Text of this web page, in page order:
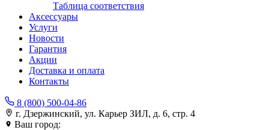
Таблица соответствия
Аксессуары
Услуги
Новости
Гарантия
Акции
Доставка и оплата
Контакты
8 (800) 500-04-86
г. Дзержинский, ул. Карьер ЗИЛ, д. 6, стр. 4
Ваш город: